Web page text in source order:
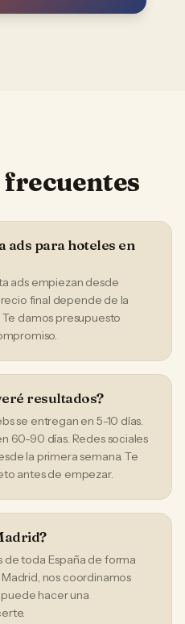
ads para hoteles en
ads empiezan desde
final depende de la
damos presupuesto
resultados?
se entregan en 5-10 días.
60-90 días. Redes sociales
la primera semana. Te
antes de empezar.
de toda España de forma
nos coordinamos
hacer una